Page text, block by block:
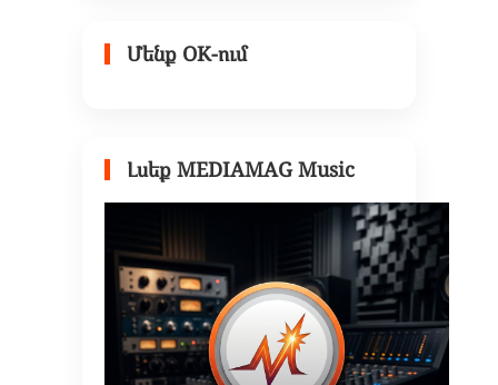
Մենք OK-ում
Լսեք MEDIAMAG Music